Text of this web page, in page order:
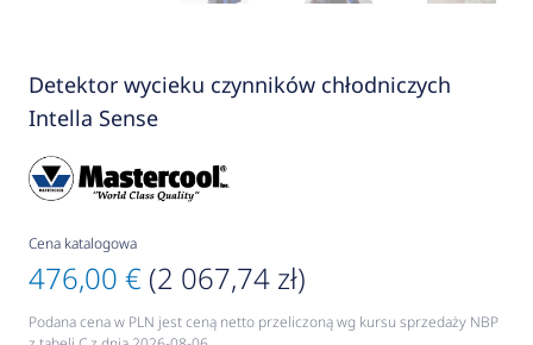
Detektor wycieku czynników chłodniczych
Intella Sense
Cena katalogowa
476,00 € (2 067,74 zł)
Podana cena w PLN jest ceną netto przeliczoną wg kursu sprzedaży NBP